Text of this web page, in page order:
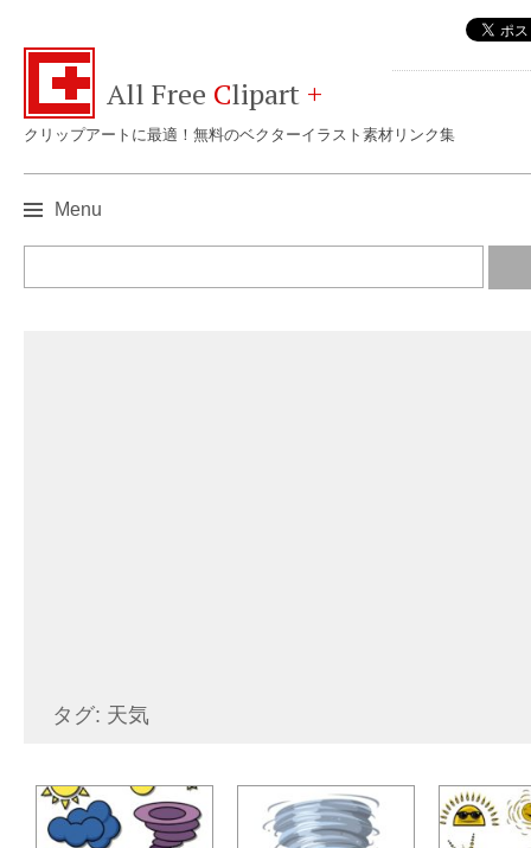
All Free Clipart +
クリップアートに最適！無料のベクターイラスト素材リンク集
Menu
タグ: 天気